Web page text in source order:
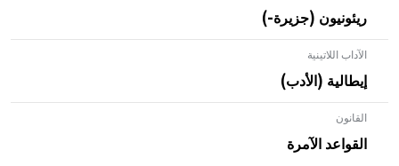
ريئونيون (جزيرة-)
الآداب اللاتينية
إيطالية (الأدب)
القانون
القواعد الآمرة
- هل تعلم أن الأبلق نوع من الفنون الهندسية التي ارتبطت
بالعمارة الإسلامية في بلاد الشام ومصر خاصة، حيث يحرص
المعمار على بناء مداميكه وخاصة في الواجهات